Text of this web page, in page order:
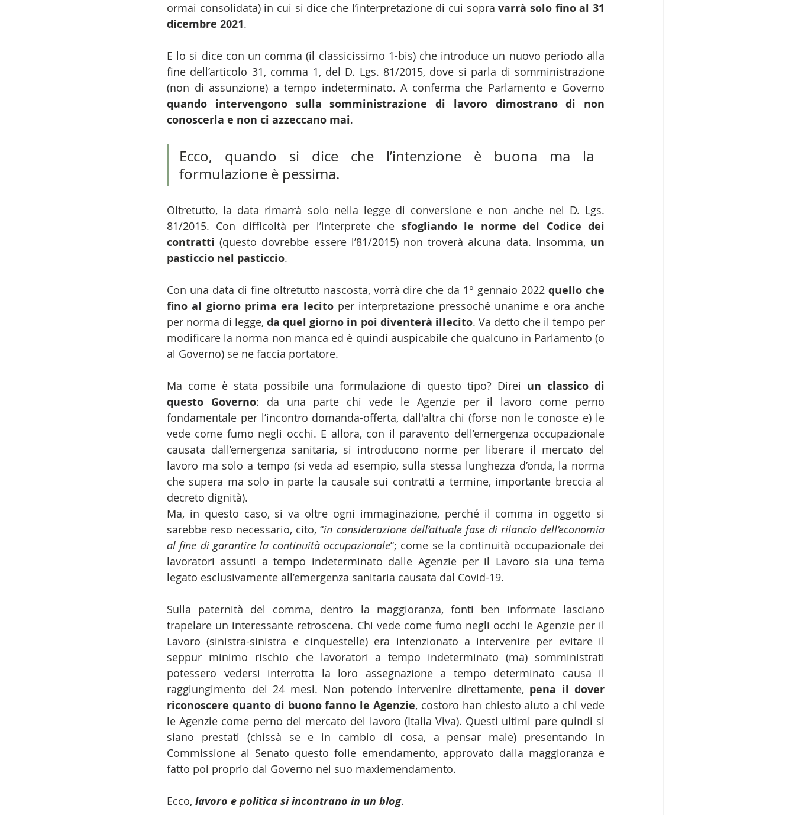
ormai consolidata) in cui si dice che l’interpretazione di cui sopra varrà solo fino al 31
dicembre 2021.
E lo si dice con un comma (il classicissimo 1-bis) che introduce un nuovo periodo alla
fine dell’articolo 31, comma 1, del D. Lgs. 81/2015, dove si parla di somministrazione
quando intervengono sulla somministrazione di lavoro dimostrano di non
conoscerla e non ci azzeccano mai.
Ecco, quando si dice che l’intenzione è buona ma la
formulazione è pessima.
Oltretutto, la data rimarrà solo nella legge di conversione e non anche nel D. Lgs.
81/2015. Con difficoltà per l’interprete che sfogliando le norme del Codice dei
contratti (questo dovrebbe essere l’81/2015) non troverà alcuna data. Insomma, un
pasticcio nel pasticcio.
Con una data di fine oltretutto nascosta, vorrà dire che da 1° gennaio 2022 quello che
fino al giorno prima era lecito per interpretazione pressoché unanime e ora anche
per norma di legge, da quel giorno in poi diventerà illecito. Va detto che il tempo per
modificare la norma non manca ed è quindi auspicabile che qualcuno in Parlamento (o
al Governo) se ne faccia portatore.
Ma come è stata possibile una formulazione di questo tipo? Direi un classico di
questo Governo: da una parte chi vede le Agenzie per il lavoro come perno
fondamentale per l’incontro domanda-offerta, dall'altra chi (forse non le conosce e) le
vede come fumo negli occhi. E allora, con il paravento dell’emergenza occupazionale
causata dall’emergenza sanitaria, si introducono norme per liberare il mercato del
lavoro ma solo a tempo (si veda ad esempio, sulla stessa lunghezza d’onda, la norma
che supera ma solo in parte la causale sui contratti a termine, importante breccia al
decreto dignità).
Ma, in questo caso, si va oltre ogni immaginazione, perché il comma in oggetto si
sarebbe reso necessario, cito, “in considerazione dell’attuale fase di rilancio dell’economia
al fine di garantire la continuità occupazionale”; come se la continuità occupazionale dei
lavoratori assunti a tempo indeterminato dalle Agenzie per il Lavoro sia una tema
legato esclusivamente all’emergenza sanitaria causata dal Covid-19.
Sulla paternità del comma, dentro la maggioranza, fonti ben informate lasciano
trapelare un interessante retroscena. Chi vede come fumo negli occhi le Agenzie per il
Lavoro (sinistra-sinistra e cinquestelle) era intenzionato a intervenire per evitare il
seppur minimo rischio che lavoratori a tempo indeterminato (ma) somministrati
potessero vedersi interrotta la loro assegnazione a tempo determinato causa il
raggiungimento dei 24 mesi. Non potendo intervenire direttamente, pena il dover
riconoscere quanto di buono fanno le Agenzie, costoro han chiesto aiuto a chi vede
le Agenzie come perno del mercato del lavoro (Italia Viva). Questi ultimi pare quindi si
siano prestati (chissà se e in cambio di cosa, a pensar male) presentando in
Commissione al Senato questo folle emendamento, approvato dalla maggioranza e
fatto poi proprio dal Governo nel suo maxiemendamento.
Ecco, lavoro e politica si incontrano in un blog.